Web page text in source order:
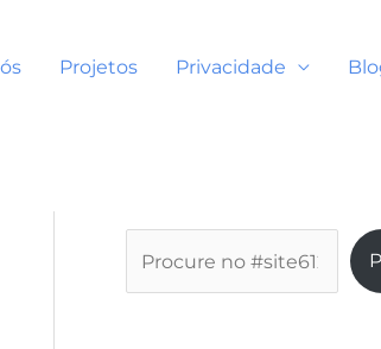
Projetos Privacidade
P